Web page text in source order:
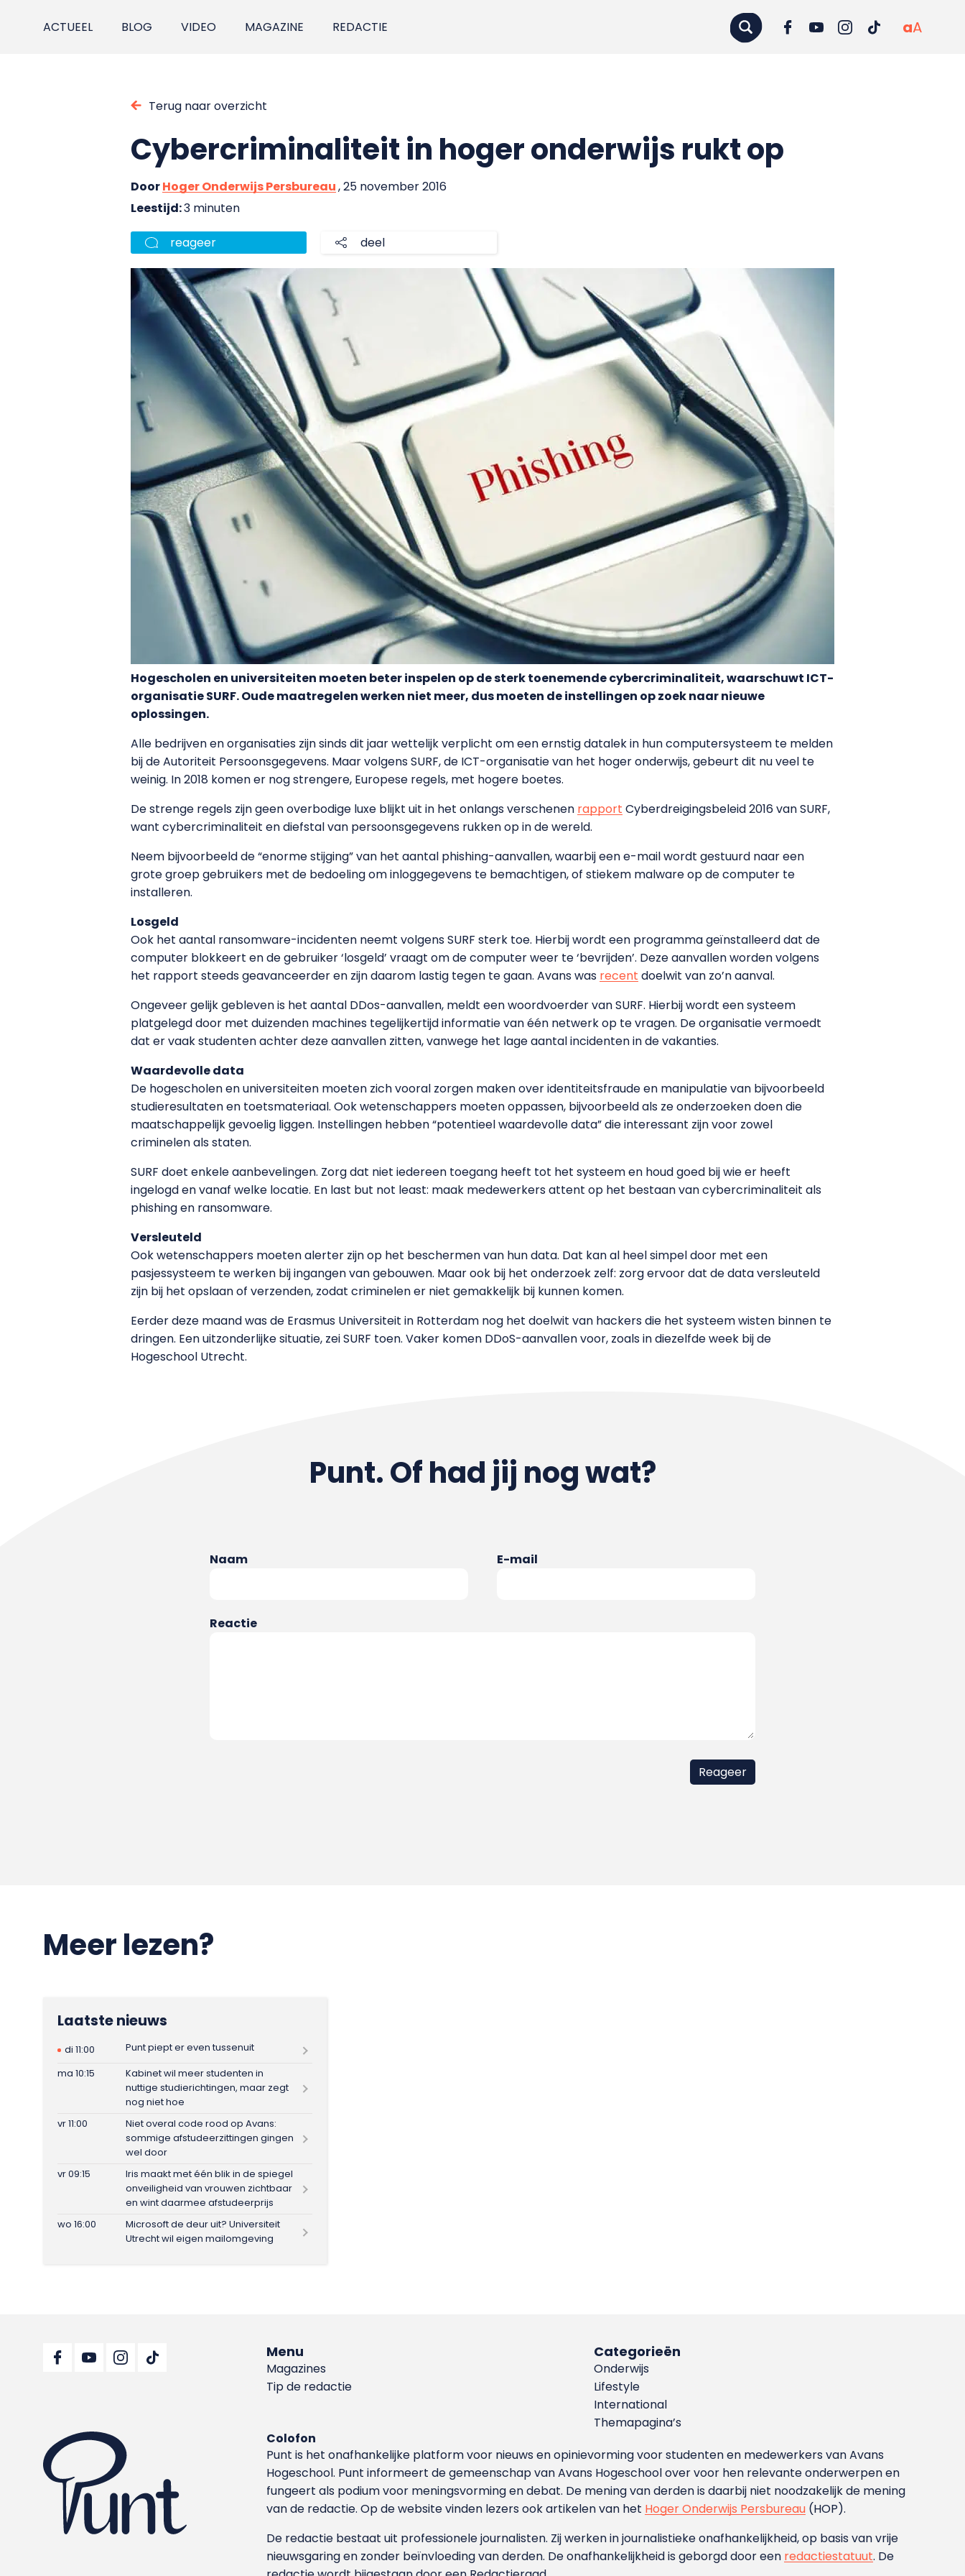
ACTUEEL BLOG VIDEO MAGAZINE REDACTIE aA
Terug naar overzicht
Cybercriminaliteit in hoger onderwijs rukt op
DoorHoger Onderwijs Persbureau, 25 november 2016
Leestijd:3 minuten
reageer deel
Hogescholen en universiteiten moeten beter inspelen op de sterk toenemende cybercriminaliteit, waarschuwt ICT-
organisatie SURF. Oude maatregelen werken niet meer, dus moeten de instellingen op zoek naar nieuwe
oplossingen.
Alle bedrijven en organisaties zijn sinds dit jaar wettelijk verplicht om een ernstig datalek in hun computersysteem te melden
bij de Autoriteit Persoonsgegevens. Maar volgens SURF, de ICT-organisatie van het hoger onderwijs, gebeurt dit nu veel te
weinig. In 2018 komen er nog strengere, Europese regels, met hogere boetes.
De strenge regels zijn geen overbodige luxe blijkt uit in het onlangs verschenen rapport Cyberdreigingsbeleid 2016 van SURF,
want cybercriminaliteit en diefstal van persoonsgegevens rukken op in de wereld.
Neem bijvoorbeeld de “enorme stijging” van het aantal phishing-aanvallen, waarbij een e-mail wordt gestuurd naar een
grote groep gebruikers met de bedoeling om inloggegevens te bemachtigen, of stiekem malware op de computer te
installeren.
Losgeld
Ook het aantal ransomware-incidenten neemt volgens SURF sterk toe. Hierbij wordt een programma geïnstalleerd dat de
computer blokkeert en de gebruiker ‘losgeld’ vraagt om de computer weer te ‘bevrijden’. Deze aanvallen worden volgens
het rapport steeds geavanceerder en zijn daarom lastig tegen te gaan. Avans was recent doelwit van zo’n aanval.
Ongeveer gelijk gebleven is het aantal DDos-aanvallen, meldt een woordvoerder van SURF. Hierbij wordt een systeem
platgelegd door met duizenden machines tegelijkertijd informatie van één netwerk op te vragen. De organisatie vermoedt
dat er vaak studenten achter deze aanvallen zitten, vanwege het lage aantal incidenten in de vakanties.
Waardevolle data
De hogescholen en universiteiten moeten zich vooral zorgen maken over identiteitsfraude en manipulatie van bijvoorbeeld
studieresultaten en toetsmateriaal. Ook wetenschappers moeten oppassen, bijvoorbeeld als ze onderzoeken doen die
maatschappelijk gevoelig liggen. Instellingen hebben “potentieel waardevolle data” die interessant zijn voor zowel
criminelen als staten.
SURF doet enkele aanbevelingen. Zorg dat niet iedereen toegang heeft tot het systeem en houd goed bij wie er heeft
ingelogd en vanaf welke locatie. En last but not least: maak medewerkers attent op het bestaan van cybercriminaliteit als
phishing en ransomware.
Versleuteld
Ook wetenschappers moeten alerter zijn op het beschermen van hun data. Dat kan al heel simpel door met een
pasjessysteem te werken bij ingangen van gebouwen. Maar ook bij het onderzoek zelf: zorg ervoor dat de data versleuteld
zijn bij het opslaan of verzenden, zodat criminelen er niet gemakkelijk bij kunnen komen.
Eerder deze maand was de Erasmus Universiteit in Rotterdam nog het doelwit van hackers die het systeem wisten binnen te
dringen. Een uitzonderlijke situatie, zei SURF toen. Vaker komen DDoS-aanvallen voor, zoals in diezelfde week bij de
Hogeschool Utrecht.
Punt. Of had jij nog wat?
Naam E-mail
Reactie
Meer lezen?
Laatste nieuws
di 11:00
Punt piept er even tussenuit
ma 10:15
Kabinet wil meer studenten in
nuttige studierichtingen, maar zegt
nog niet hoe
vr 11:00
Niet overal code rood op Avans:
sommige afstudeerzittingen gingen
wel door
vr 09:15
Iris maakt met één blik in de spiegel
onveiligheid van vrouwen zichtbaar
en wint daarmee afstudeerprijs
wo 16:00
Microsoft de deur uit? Universiteit
Utrecht wil eigen mailomgeving
Menu
Magazines
Tip de redactie
Categorieën
Onderwijs
Lifestyle
International
Themapagina’s
Colofon
Punt is het onafhankelijke platform voor nieuws en opinievorming voor studenten en medewerkers van Avans
Hoge­school. Punt informeert de gemeenschap van Avans Hogeschool over voor hen relevante onderwerpen en
fungeert als podium voor meningsvorming en debat. De mening van derden is daarbij niet noodzakelijk de mening
van de redactie. Op de website vinden lezers ook artikelen van het Hoger Onderwijs Persbureau (HOP).
De redactie bestaat uit professionele journalisten. Zij werken in journalistieke onafhankelijkheid, op basis van vrije
nieuwsgaring en zonder beïnvloeding van derden. De onafhankelijkheid is geborgd door een redactiestatuut. De